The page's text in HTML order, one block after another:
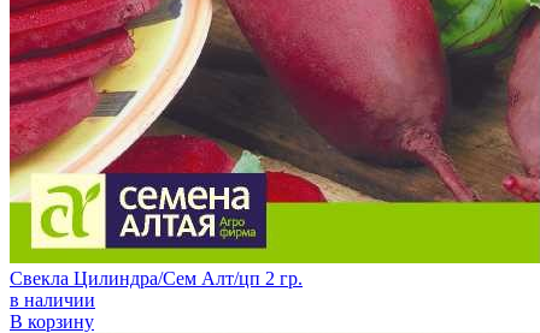
Свекла Цилиндра/Сем Алт/цп 2 гр.
в наличии
В корзину